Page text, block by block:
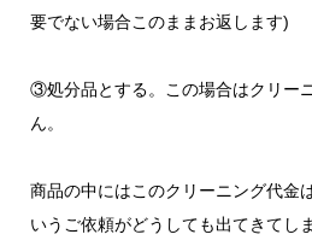
要でない場合このままお返します)
③処分品とする。この場合はクリー
ん。
商品の中にはこのクリーニング代金
いうご依頼がどうしても出てきてし